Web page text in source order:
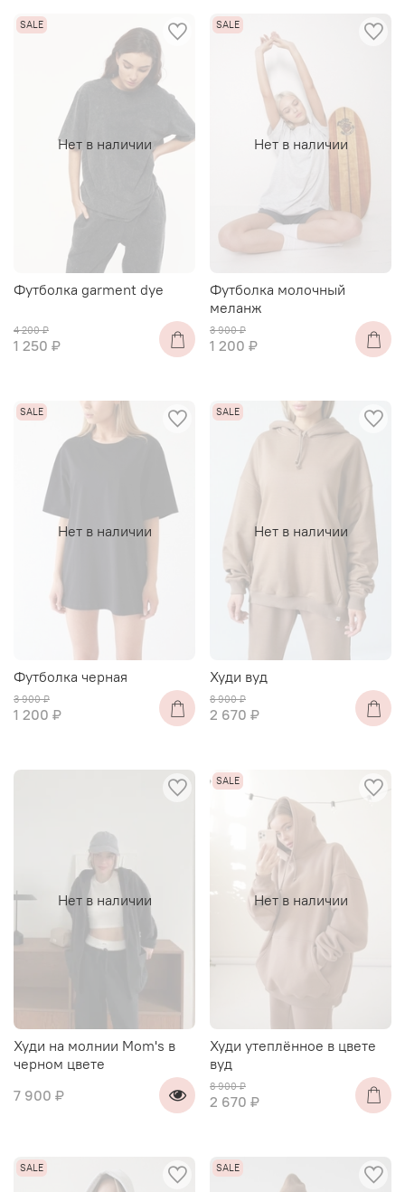
Нет в наличии
Футболка garment dye
4 200 ₽
1 250 ₽
Нет в наличии
Футболка молочный
меланж
3 900 ₽
1 200 ₽
Нет в наличии
Футболка черная
3 900 ₽
1 200 ₽
Нет в наличии
Худи вуд
8 900 ₽
2 670 ₽
Нет в наличии
Худи на молнии Mom's в
черном цвете
7 900 ₽
Нет в наличии
Худи утеплённое в цвете
вуд
8 900 ₽
2 670 ₽